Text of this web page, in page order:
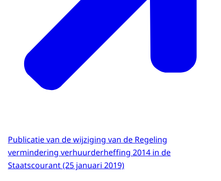
Publicatie van de wijziging van de Regeling
vermindering verhuurderheffing 2014 in de
Staatscourant (25 januari 2019)